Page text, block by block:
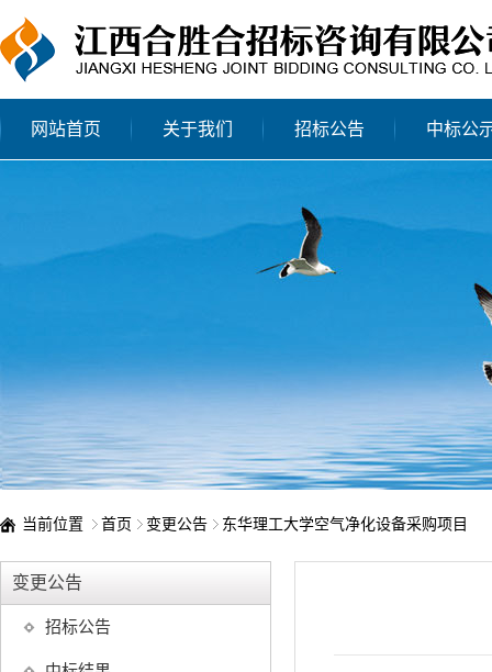
网站首页 关于我们 招标公告 中标公
当前位置 首页 变更公告 东华理工大学空气净化设备采购项目
变更公告
招标公告